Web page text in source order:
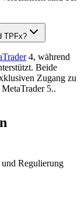
TPFx?
4, während
Beide
Zugang zu
5..
Regulierung